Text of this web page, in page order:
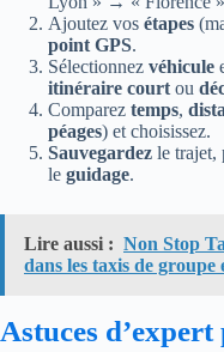
Ajoutez vos étapes
point GPS.
Sélectionnez véhicule
itinéraire court ou
Comparez temps,
péages) et choisissez.
Sauvegardez le trajet,
le guidage.
Lire aussi : Non Stop
dans les taxis de groupe
Astuces